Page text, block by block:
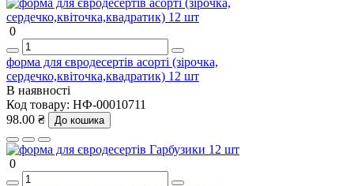
0
форма для євродесертів асорті (зірочка,
сердечко,квіточка,квадратик) 12 шт
В наявності
Код товару: НФ-00010711
98.00 ₴
До кошика
0